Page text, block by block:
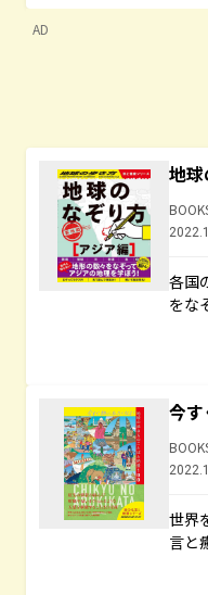
AD
地
各国
をな
今
世界
言と